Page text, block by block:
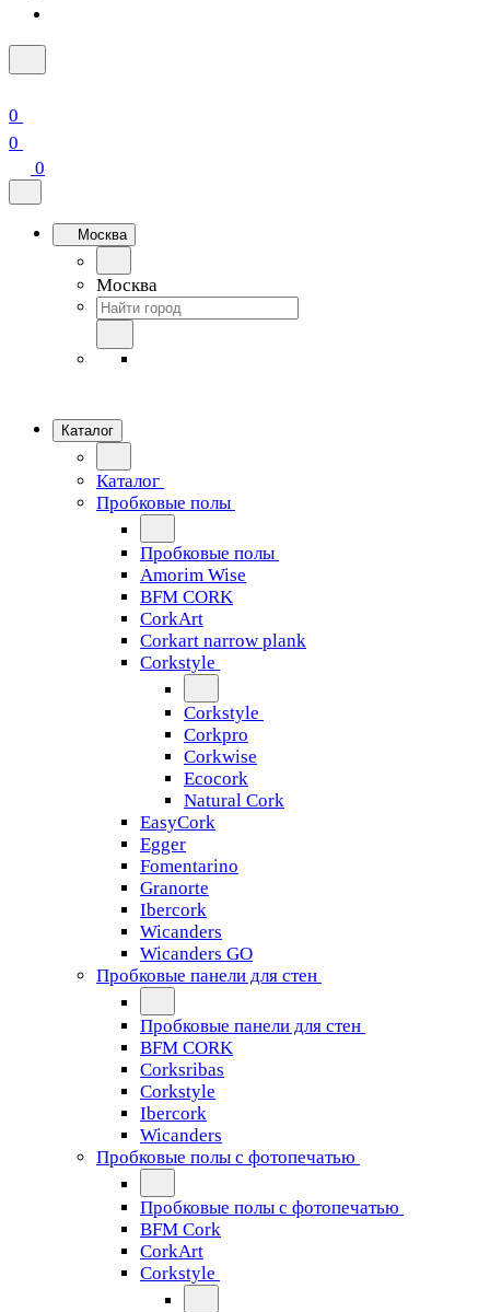
0
0
0
Москва
Москва
Каталог
Каталог
Пробковые полы
Пробковые полы
Amorim Wise
BFM CORK
CorkArt
Corkart narrow plank
Corkstyle
Corkstyle
Corkpro
Corkwise
Ecocork
Natural Cork
EasyCork
Egger
Fomentarino
Granorte
Ibercork
Wicanders
Wicanders GO
Пробковые панели для стен
Пробковые панели для стен
BFM CORK
Corksribas
Corkstyle
Ibercork
Wicanders
Пробковые полы с фотопечатью
Пробковые полы с фотопечатью
BFM Cork
CorkArt
Corkstyle